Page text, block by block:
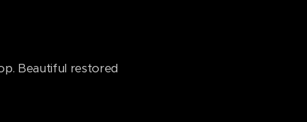
Beautiful restored